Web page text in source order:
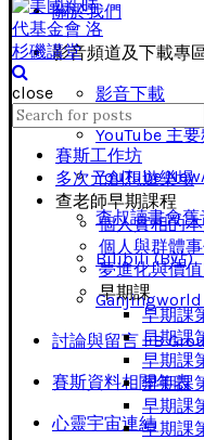
關於我們
影音頻道及下載專
影音下載
YouTube 主
YouTube
查叔讀書會
Bilibili (B站)
Ganjingworld
討論與留言 FB
賽斯資料相關年表
心靈宇宙連結
close
Search
for:
賽斯工作坊
多次元創想遊樂場
查老師早期課程
個人實相的
個人與群體
夢進化與價
早期課
早期課
早期課
早期課
早期課
早期課
早期課